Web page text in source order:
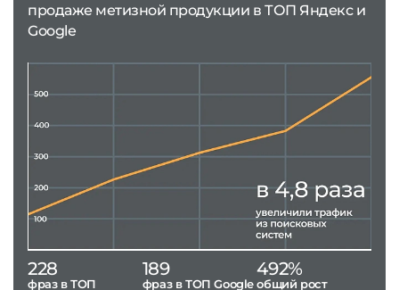
продаже метизной продукции в ТОП Яндекс и
Google
228
фраз в ТОП
189
фраз в ТОП Google
492%
общий рост